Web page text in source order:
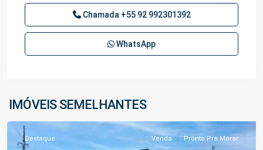
Chamada +55 92 992301392
WhatsApp
IMÓVEIS SEMELHANTES
Flores
Manaus
Destaque Venda Pronto Pra Morar